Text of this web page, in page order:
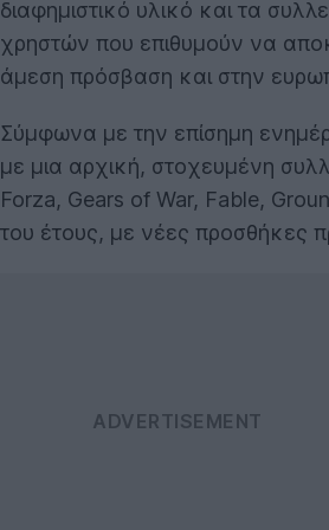
διαφημιστικό υλικό και τα
χρηστών που επιθυμούν να
άμεση πρόσβαση και στην
Σύμφωνα με την επίσημη
με μια αρχική, στοχευμένη
Forza, Gears of War, Fable,
του έτους, με νέες προσθήκες